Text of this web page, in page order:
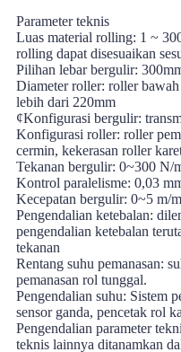
Parameter teknis
Luas material rolling: 1 ~
rolling dapat disesuaikan
Pilihan lebar bergulir:
Diameter roller: roller
lebih dari 220mm
¢Konfigurasi bergulir:
Konfigurasi roller: roller
cermin, kekerasan roller
Tekanan bergulir: 0~300 N/
Kontrol paralelisme: 0,03
Kecepatan bergulir: 0~5 m/
Pengendalian ketebalan:
pengendalian ketebalan
tekanan
Rentang suhu pemanasan:
pemanasan rol tunggal.
Pengendalian suhu: Sistem
sensor ganda, pencetak rol
Pengendalian parameter
teknis lainnya ditanamkan